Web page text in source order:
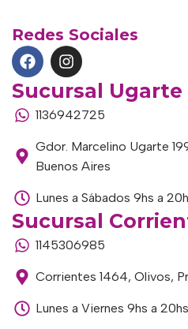
Redes Sociales
Sucursal Ugarte
1136942725
Gdor. Marcelino Ugarte
Buenos Aires
Lunes a Sábados 9hs a
Sucursal
1145306985
Corrientes 1464, Olivos,
Lunes a Viernes 9hs a 20hs